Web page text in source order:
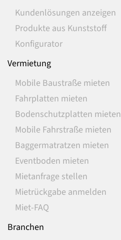
Kundenlösungen anzeigen
Produkte aus Kunststoff
Konfigurator
Vermietung
Mobile Baustraße mieten
Fahrplatten mieten
Bodenschutzplatten mieten
Mobile Fahrstraße mieten
Baggermatratzen mieten
Eventboden mieten
Mietanfrage stellen
Mietrückgabe anmelden
Miet-FAQ
Branchen